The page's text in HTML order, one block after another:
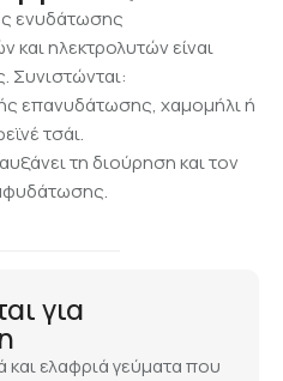
ενυδάτωσης
και ηλεκτρολυτών είναι
Συνιστώνται:
επανυδάτωσης, χαμομήλι ή
τσάι.
τη διούρηση και τον
για
και ελαφριά γεύματα που